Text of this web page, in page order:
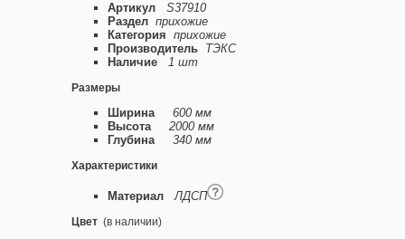
Артикул
S37910
Раздел прихожие
Категория прихожие
Производитель ТЭКС
Наличие
1 шт
Размеры
Ширина
600 мм
Высота
2000 мм
Глубина
340 мм
Характеристики
Материал ЛДСП
Цвет (в наличии)